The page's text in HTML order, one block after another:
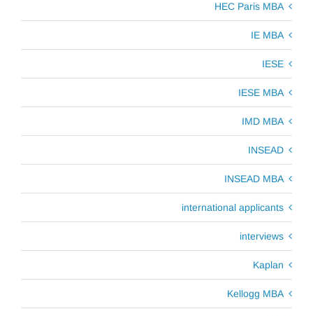
HEC Paris MBA
IE MBA
IESE
IESE MBA
IMD MBA
INSEAD
INSEAD MBA
international applicants
interviews
Kaplan
Kellogg MBA